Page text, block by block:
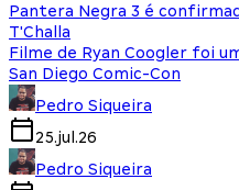
Pantera Negra 3 é
T'Challa
Filme de Ryan Coogler foi
San Diego Comic-Con
Pedro Siqueira
25.jul.26
Pedro Siqueira